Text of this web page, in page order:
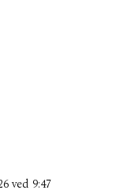
ved 9:47